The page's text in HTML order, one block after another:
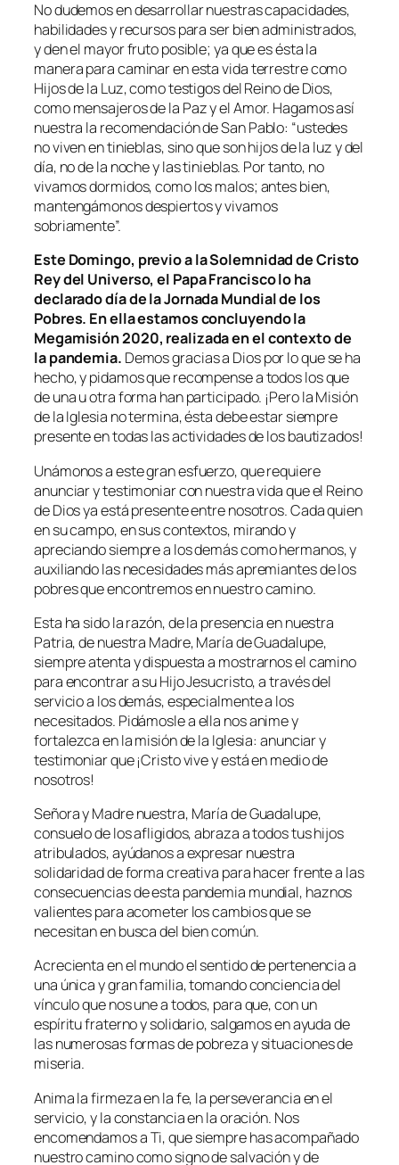
No dudemos en desarrollar nuestras capacidades,
habilidades y recursos para ser bien administrados,
y den el mayor fruto posible; ya que es ésta la
manera para caminar en esta vida terrestre como
Hijos de la Luz, como testigos del Reino de Dios,
como mensajeros de la Paz y el Amor. Hagamos así
nuestra la recomendación de San Pablo: “ustedes
no viven en tinieblas, sino que son hijos de la luz y del
día, no de la noche y las tinieblas. Por tanto, no
vivamos dormidos, como los malos; antes bien,
mantengámonos despiertos y vivamos
sobriamente”.
Este Domingo, previo a la Solemnidad de Cristo
Rey del Universo, el Papa Francisco lo ha
declarado día de la Jornada Mundial de los
Pobres. En ella estamos concluyendo la
Megamisión 2020, realizada en el contexto de
la pandemia. Demos gracias a Dios por lo que se ha
hecho, y pidamos que recompense a todos los que
de una u otra forma han participado. ¡Pero la Misión
de la Iglesia no termina, ésta debe estar siempre
presente en todas las actividades de los bautizados!
Unámonos a este gran esfuerzo, que requiere
anunciar y testimoniar con nuestra vida que el Reino
de Dios ya está presente entre nosotros. Cada quien
en su campo, en sus contextos, mirando y
apreciando siempre a los demás como hermanos, y
auxiliando las necesidades más apremiantes de los
pobres que encontremos en nuestro camino.
Esta ha sido la razón, de la presencia en nuestra
Patria, de nuestra Madre, María de Guadalupe,
siempre atenta y dispuesta a mostrarnos el camino
para encontrar a su Hijo Jesucristo, a través del
servicio a los demás, especialmente a los
necesitados. Pidámosle a ella nos anime y
fortalezca en la misión de la Iglesia: anunciar y
testimoniar que ¡Cristo vive y está en medio de
nosotros!
Señora y Madre nuestra, María de Guadalupe,
consuelo de los afligidos, abraza a todos tus hijos
atribulados, ayúdanos a expresar nuestra
solidaridad de forma creativa para hacer frente a las
consecuencias de esta pandemia mundial, haznos
valientes para acometer los cambios que se
necesitan en busca del bien común.
Acrecienta en el mundo el sentido de pertenencia a
una única y gran familia, tomando conciencia del
vínculo que nos une a todos, para que, con un
espíritu fraterno y solidario, salgamos en ayuda de
las numerosas formas de pobreza y situaciones de
miseria.
Anima la firmeza en la fe, la perseverancia en el
servicio, y la constancia en la oración. Nos
encomendamos a Ti, que siempre has acompañado
nuestro camino como signo de salvación y de